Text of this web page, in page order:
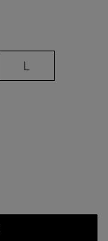
L